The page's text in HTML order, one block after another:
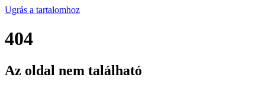
Ugrás a tartalomhoz
404
Az oldal nem található